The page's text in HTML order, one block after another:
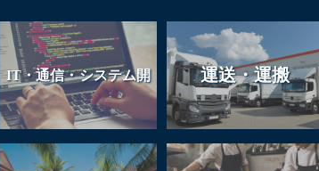
IT・通信・システム開 運送・運搬